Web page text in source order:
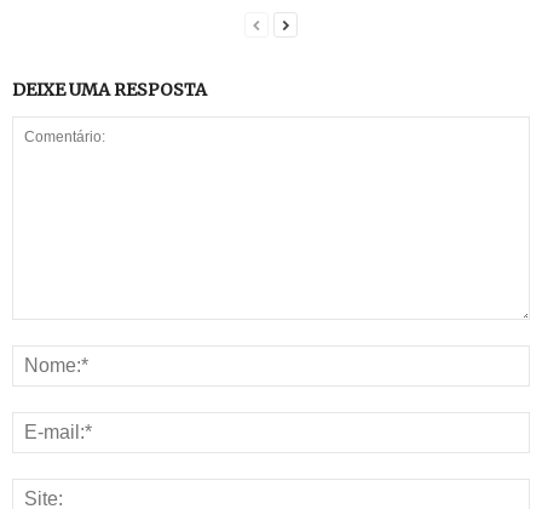
DEIXE UMA RESPOSTA